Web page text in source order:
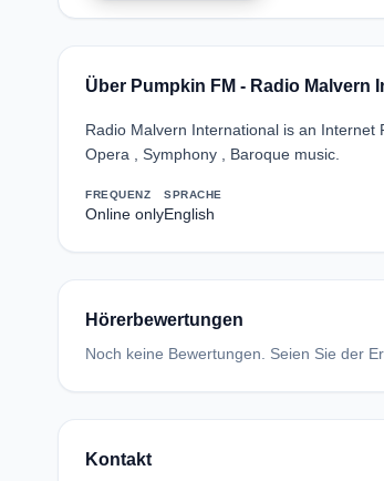
Über Pumpkin FM - Radio Malvern
Radio Malvern International is an Internet
Opera , Symphony , Baroque music.
FREQUENZ
Online only
SPRACHE
English
Hörerbewertungen
Noch keine Bewertungen. Seien Sie der
Kontakt